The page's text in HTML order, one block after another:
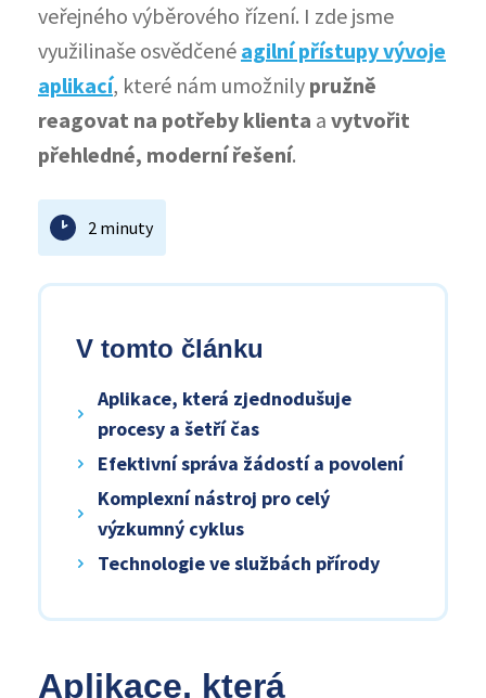
veřejného výběrového řízení. I zde jsme
využilinaše osvědčené agilní přístupy vývoje
aplikací, které nám umožnily pružně
reagovat na potřeby klienta a vytvořit
přehledné, moderní řešení.
2 minuty
V tomto článku
Aplikace, která zjednodušuje
procesy a šetří čas
Efektivní správa žádostí a povolení
Komplexní nástroj pro celý
výzkumný cyklus
Technologie ve službách přírody
Aplikace, která